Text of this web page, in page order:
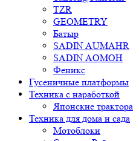
TZR
GEOMETRY
Батыр
SADIN AUMAHR
SADIN AOMOH
Феникс
Гусеничные платформы
Техника с наработкой
Японские трактора
Техника для дома и сада
Мотоблоки